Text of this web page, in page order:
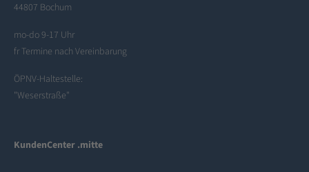
44807 Bochum
mo-do 9-17 Uhr
fr Termine nach Vereinbarung
ÖPNV-Haltestelle:
"Weserstraße"
KundenCenter .mitte